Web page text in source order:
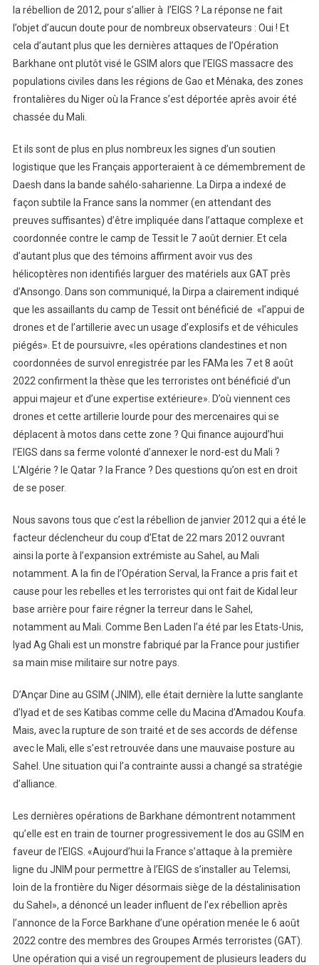
la rébellion de 2012, pour s’allier à l’EIGS ? La réponse ne fait
l’objet d’aucun doute pour de nombreux observateurs : Oui ! Et
cela d’autant plus que les dernières attaques de l’Opération
Barkhane ont plutôt visé le GSIM alors que l’EIGS massacre des
populations civiles dans les régions de Gao et Ménaka, des zones
frontalières du Niger où la France s’est déportée après avoir été
chassée du Mali.
Et ils sont de plus en plus nombreux les signes d’un soutien
logistique que les Français apporteraient à ce démembrement de
Daesh dans la bande sahélo-saharienne. La Dirpa a indexé de
façon subtile la France sans la nommer (en attendant des
preuves suffisantes) d’être impliquée dans l’attaque complexe et
coordonnée contre le camp de Tessit le 7 août dernier. Et cela
d’autant plus que des témoins affirment avoir vus des
hélicoptères non identifiés larguer des matériels aux GAT près
d’Ansongo. Dans son communiqué, la Dirpa a clairement indiqué
que les assaillants du camp de Tessit ont bénéficié de «l’appui de
drones et de l’artillerie avec un usage d’explosifs et de véhicules
piégés». Et de poursuivre, «les opérations clandestines et non
coordonnées de survol enregistrée par les FAMa les 7 et 8 août
2022 confirment la thèse que les terroristes ont bénéficié d’un
appui majeur et d’une expertise extérieure». D’où viennent ces
drones et cette artillerie lourde pour des mercenaires qui se
déplacent à motos dans cette zone ? Qui finance aujourd’hui
l’EIGS dans sa ferme volonté d’annexer le nord-est du Mali ?
L’Algérie ? le Qatar ? la France ? Des questions qu’on est en droit
de se poser.
Nous savons tous que c’est la rébellion de janvier 2012 qui a été le
facteur déclencheur du coup d’Etat de 22 mars 2012 ouvrant
ainsi la porte à l’expansion extrémiste au Sahel, au Mali
notamment. A la fin de l’Opération Serval, la France a pris fait et
cause pour les rebelles et les terroristes qui ont fait de Kidal leur
base arrière pour faire régner la terreur dans le Sahel,
notamment au Mali. Comme Ben Laden l’a été par les Etats-Unis,
Iyad Ag Ghali est un monstre fabriqué par la France pour justifier
sa main mise militaire sur notre pays.
D’Ançar Dine au GSIM (JNIM), elle était dernière la lutte sanglante
d’Iyad et de ses Katibas comme celle du Macina d’Amadou Koufa.
Mais, avec la rupture de son traité et de ses accords de défense
avec le Mali, elle s’est retrouvée dans une mauvaise posture au
Sahel. Une situation qui l’a contrainte aussi a changé sa stratégie
d’alliance.
Les dernières opérations de Barkhane démontrent notamment
qu’elle est en train de tourner progressivement le dos au GSIM en
faveur de l’EIGS. «Aujourd’hui la France s’attaque à la première
ligne du JNIM pour permettre à l’EIGS de s’installer au Telemsi,
loin de la frontière du Niger désormais siège de la déstalinisation
du Sahel», a dénoncé un leader influent de l’ex rébellion après
l’annonce de la Force Barkhane d’une opération menée le 6 août
2022 contre des membres des Groupes Armés terroristes (GAT).
Une opération qui a visé un regroupement de plusieurs leaders du